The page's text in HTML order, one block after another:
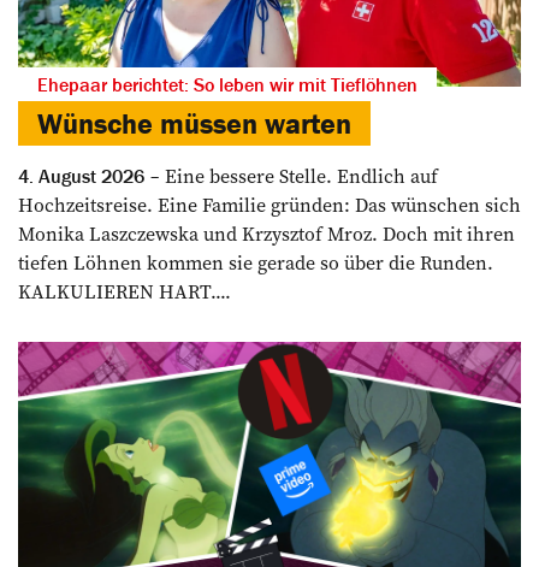
Ehepaar berichtet: So leben wir mit Tieflöhnen
Wünsche müssen warten
4. August 2026
Eine bessere Stelle. Endlich auf
Hochzeitsreise. Eine Familie gründen: Das wünschen sich
Monika Laszczewska und Krzysztof Mroz. Doch mit ihren
tiefen Löhnen kommen sie gerade so über die Runden.
KALKULIEREN HART....